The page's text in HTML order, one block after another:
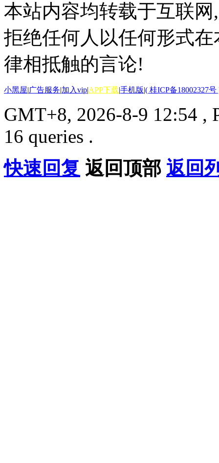
本站内容均转载于互联
拒绝任何人以任何形式
律相抵触的言论!
小黑屋|广告服务|加入vip|APP下载|手机版|( 桂ICP备18002327号
GMT+8, 2026-8-9 12:54 ,
16 queries .
快速回复 返回顶部 返回